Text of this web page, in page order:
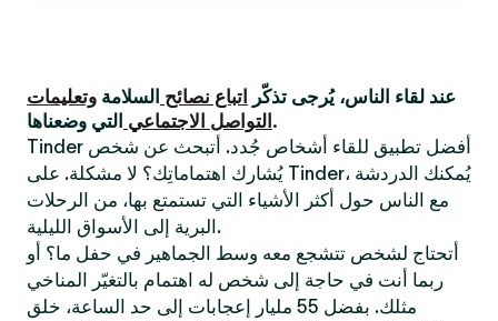
عند لقاء الناس، يُرجى تذكّر اتباع نصائح السلامة وتعليمات
التواصل الاجتماعي التي وضعناها.
Tinder أفضل تطبيق للقاء أشخاص جُدد. أتبحث عن شخص
يُشارك اهتماماتِك؟ لا مشكلة. على Tinder، يُمكنك الدردشة
مع الناس حول أكثر الأشياء التي تستمتع بها، من الرحلات
البرية إلى الأسواق الليلية.
أتحتاج لشخص تتشجع معه وسط الجماهير في حفل ما؟ أو
ربما أنت في حاجة إلى شخص له اهتمام بالتغيّر المناخي
مثلك. بفضل 55 مليار إعجابات إلى حد الساعة، خلق